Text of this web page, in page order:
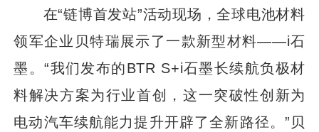
在“链博首发站”活动现场，全球电池材料
领军企业贝特瑞展示了一款新型材料——i石
墨。“我们发布的BTR S+i石墨长续航负极材
料解决方案为行业首创，这一突破性创新为
电动汽车续航能力提升开辟了全新路径。”贝